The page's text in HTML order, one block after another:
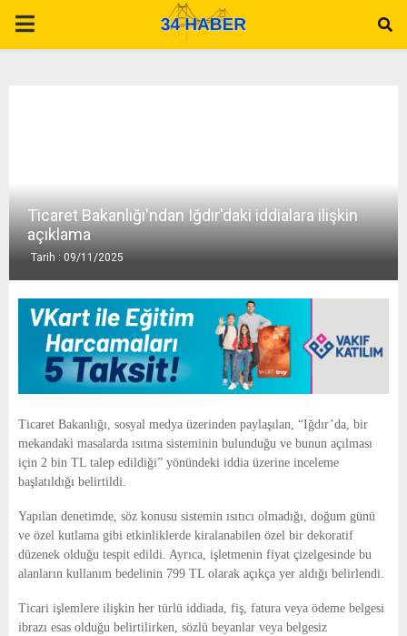
P
A
E
N
U
Ticaret Bakanlığı'ndan Iğdır'daki iddialara ilişkin
açıklama
Tarih : 09/11/2025
Ticaret Bakanlığı, sosyal medya üzerinden paylaşılan, “Iğdır’da, bir
mekandaki masalarda ısıtma sisteminin bulunduğu ve bunun açılması
için 2 bin TL talep edildiği” yönündeki iddia üzerine inceleme
başlatıldığı belirtildi.
Yapılan denetimde, söz konusu sistemin ısıtıcı olmadığı, doğum günü
ve özel kutlama gibi etkinliklerde kiralanabilen özel bir dekoratif
düzenek olduğu tespit edildi. Ayrıca, işletmenin fiyat çizelgesinde bu
alanların kullanım bedelinin 799 TL olarak açıkça yer aldığı belirlendi.
Ticari işlemlere ilişkin her türlü iddiada, fiş, fatura veya ödeme belgesi
ibrazı esas olduğu belirtilirken, sözlü beyanlar veya belgesiz